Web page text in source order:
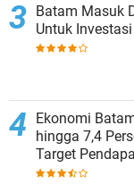
Batam Masuk
Untuk
Ekonomi
hingga 7,4
Target